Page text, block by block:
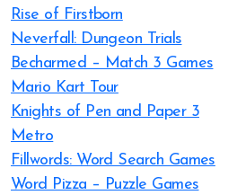
Rise of Firstborn
Neverfall: Dungeon Trials
Becharmed – Match 3 Games
Mario Kart Tour
Knights of Pen and Paper 3
Metro
Fillwords: Word Search Games
Word Pizza – Puzzle Games